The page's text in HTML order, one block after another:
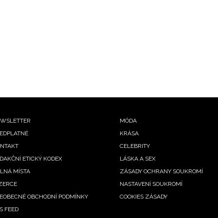
ETICKÝ KODEX
MÍSTA
OBCHODNÍ PODMÍNKY
FEED
MÓDA
KRÁSA
CELEBRITY
LÁSKA A SEX
ZÁSADY OCHRANY SOUKROMÍ
NASTAVENÍ SOUKROMÍ
COOKIES ZÁSADY